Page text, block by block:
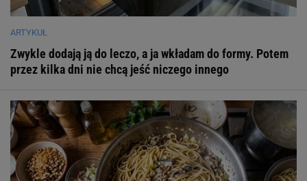
ARTYKUŁ
Zwykle dodają ją do leczo, a ja wkładam do formy. Potem
przez kilka dni nie chcą jeść niczego innego